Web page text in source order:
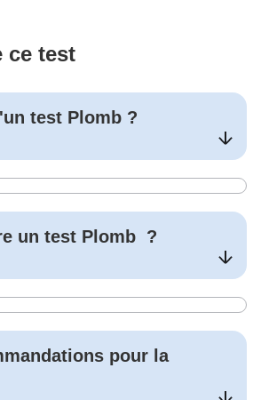
ce test
test Plomb ?
un test Plomb ?
pour la